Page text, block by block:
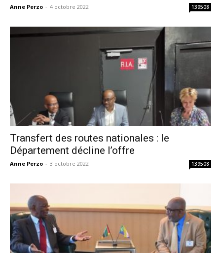
Anne Perzo - 4 octobre 2022 139508
Transfert des routes nationales : le
Département décline l’offre
Anne Perzo - 3 octobre 2022 139508